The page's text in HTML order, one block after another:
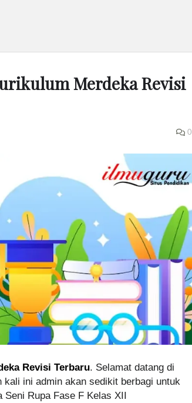
Merdeka Revisi
0
Revisi Terbaru. Selamat datang di
ini admin akan sedikit berbagi untuk
Seni Rupa Fase F Kelas XII